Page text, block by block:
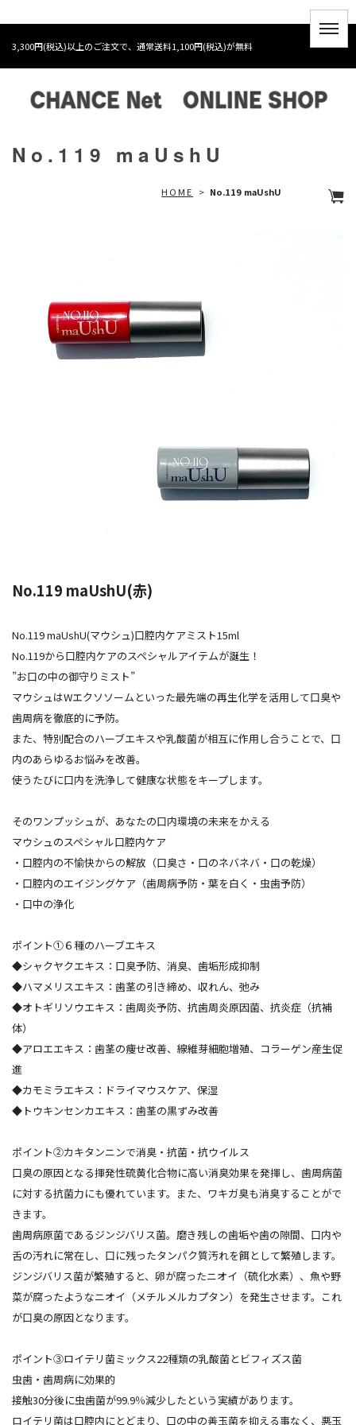
3,300円(税込)以上のご注文で、通常送料1,100円(税込)が無料
No.119 maUshU
HOME > No.119 maUshU
No.119 maUshU(赤)
No.119 maUshU(マウシュ)口腔内ケアミスト15ml
No.119から口腔内ケアのスペシャルアイテムが誕生！
”お口の中の御守りミスト”
マウシュはWエクソソームといった最先端の再生化学を活用して口臭や
歯周病を徹底的に予防。
また、特別配合のハーブエキスや乳酸菌が相互に作用し合うことで、口
内のあらゆるお悩みを改善。
使うたびに口内を洗浄して健康な状態をキープします。
そのワンプッシュが、あなたの口内環境の未来をかえる
マウシュのスペシャル口腔内ケア
・口腔内の不愉快からの解放（口臭さ・口のネバネバ・口の乾燥）
・口腔内のエイジングケア（歯周病予防・葉を白く・虫歯予防）
・口中の浄化
ポイント①６種のハーブエキス
◆シャクヤクエキス：口臭予防、消臭、歯垢形成抑制
◆ハマメリスエキス：歯茎の引き締め、収れん、弛み
◆オトギリソウエキス：歯周炎予防、抗歯周炎原因菌、抗炎症（抗補
体）
◆アロエエキス：歯茎の痩せ改善、線維芽細胞増殖、コラーゲン産生促
進
◆カモミラエキス：ドライマウスケア、保湿
◆トウキンセンカエキス：歯茎の黒ずみ改善
ポイント➁カキタンニンで消臭・抗菌・抗ウイルス
口臭の原因となる揮発性硫黄化合物に高い消臭効果を発揮し、歯周病菌
に対する抗菌力にも優れています。また、ワキガ臭も消臭することがで
きます。
歯周病原菌であるジンジバリス菌。磨き残しの歯垢や歯の隙間、口内や
舌の汚れに常在し、口に残ったタンパク質汚れを餌として繁殖します。
ジンジバリス菌が繁殖すると、卵が腐ったニオイ（硫化水素）、魚や野
菜が腐ったようなニオイ（メチルメルカプタン）を発生させます。これ
が口臭の原因となります。
ポイント③ロイテリ菌ミックス22種類の乳酸菌とビフィズス菌
虫歯・歯周病に効果的
接触30分後に虫歯菌が99.9％減少したという実績があります。
ロイテリ菌は口腔内にとどまり、口の中の善玉菌を抑える事なく、悪玉